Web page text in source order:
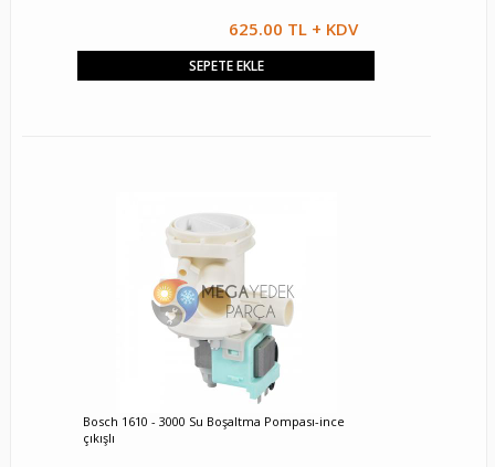
625.00 TL + KDV
SEPETE EKLE
Bosch 1610 - 3000 Su Boşaltma Pompası-ince
çıkışlı